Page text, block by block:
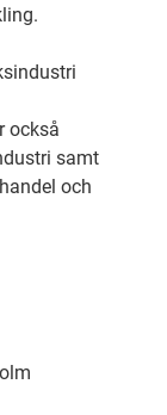
också
samt
och